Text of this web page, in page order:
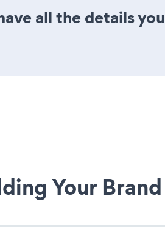
all the details you
Your Brand